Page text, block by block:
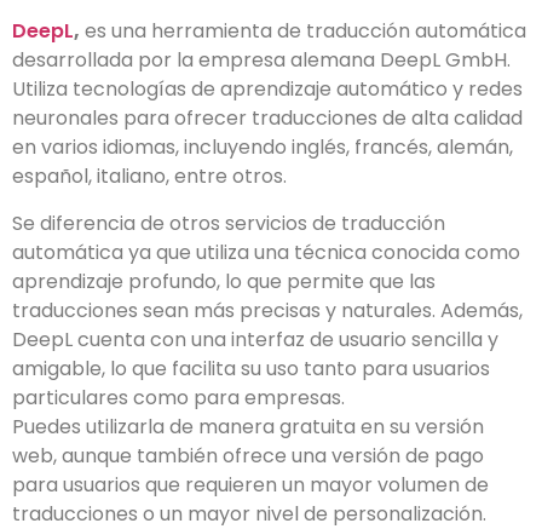
DeepL, es una herramienta de traducción automática
desarrollada por la empresa alemana DeepL GmbH.
Utiliza tecnologías de aprendizaje automático y redes
neuronales para ofrecer traducciones de alta calidad
en varios idiomas, incluyendo inglés, francés, alemán,
español, italiano, entre otros.
Se diferencia de otros servicios de traducción
automática ya que utiliza una técnica conocida como
aprendizaje profundo, lo que permite que las
traducciones sean más precisas y naturales. Además,
DeepL cuenta con una interfaz de usuario sencilla y
amigable, lo que facilita su uso tanto para usuarios
particulares como para empresas.
Puedes utilizarla de manera gratuita en su versión
web, aunque también ofrece una versión de pago
para usuarios que requieren un mayor volumen de
traducciones o un mayor nivel de personalización.